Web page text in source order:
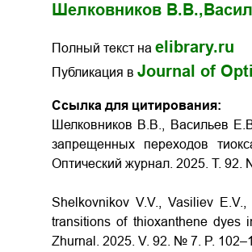
Шелковников В.В.,
Полный текст на elibrary.ru
Публикация в Journal of
Ссылка для цитирования:
Шелковников В.В., Васильев
запрещенных переходов
Оптический журнал. 2025. Т. 92.
Shelkovnikov V.V., Vasiliev
transitions of thioxanthene dyes
Zhurnal. 2025. V. 92. № 7. P.